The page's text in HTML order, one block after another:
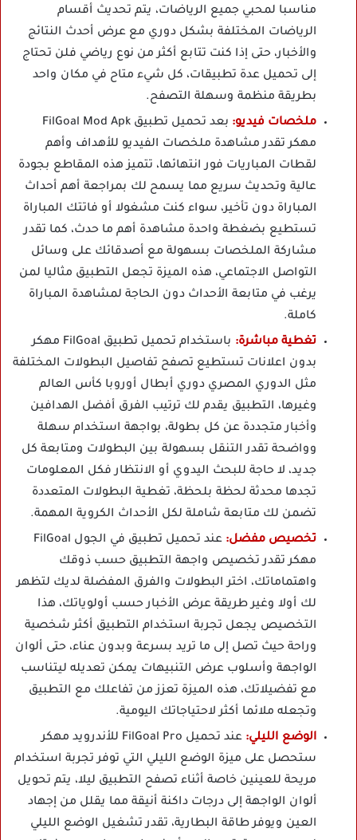
مناسبا لمحبي جميع الرياضات، يتم تحديث أقسام
الرياضات المختلفة بشكل دوري مع عرض أحدث النتائج
والأخبار، حتى إذا كنت تتابع أكثر من نوع رياضي فلن تحتاج
إلى تحميل عدة تطبيقات، كل شيء متاح في مكان واحد
بطريقة منظمة وسهلة التصفح.
ملخصات فيديو:
بعد تحميل تطبيق FilGoal Mod Apk
مهكر تقدر مشاهدة ملخصات الفيديو للأهداف وأهم
لقطات المباريات فور انتهائها، تتميز هذه المقاطع بجودة
عالية وتحديث سريع مما يسمح لك بمراجعة أهم أحداث
المباراة دون تأخير، سواء كنت مشغولا أو فاتتك المباراة
تستطيع بضغطة واحدة مشاهدة أهم ما حدث، كما تقدر
مشاركة الملخصات بسهولة مع أصدقائك على وسائل
التواصل الاجتماعي، هذه الميزة تجعل التطبيق مثاليا لمن
يرغب في متابعة الأحداث دون الحاجة لمشاهدة المباراة
كاملة.
تغطية مباشرة: باستخدام تحميل تطبيق FilGoal مهكر
بدون اعلانات تستطيع تصفح تفاصيل البطولات المختلفة
مثل الدوري المصري دوري أبطال أوروبا كأس العالم
وغيرها، التطبيق يقدم لك ترتيب الفرق أفضل الهدافين
وأخبار متجددة عن كل بطولة، بواجهة استخدام سهلة
وواضحة تقدر التنقل بسهولة بين البطولات ومتابعة كل
جديد، لا حاجة للبحث اليدوي أو الانتظار فكل المعلومات
تجدها محدثة لحظة بلحظة، تغطية البطولات المتعددة
تضمن لك متابعة شاملة لكل الأحداث الكروية المهمة.
تخصيص مفضل:
عند تحميل تطبيق في الجول FilGoal
مهكر تقدر تخصيص واجهة التطبيق حسب ذوقك
واهتماماتك، اختر البطولات والفرق المفضلة لديك لتظهر
لك أولا وغير طريقة عرض الأخبار حسب أولوياتك، هذا
التخصيص يجعل تجربة استخدام التطبيق أكثر شخصية
وراحة حيث تصل إلى ما تريد بسرعة وبدون عناء، حتى ألوان
الواجهة وأسلوب عرض التنبيهات يمكن تعديله ليتناسب
مع تفضيلاتك، هذه الميزة تعزز من تفاعلك مع التطبيق
وتجعله ملائما أكثر لاحتياجاتك اليومية.
الوضع الليلي:
عند تحميل FilGoal Pro للأندرويد مهكر
ستحصل على ميزة الوضع الليلي التي توفر تجربة استخدام
مريحة للعينين خاصة أثناء تصفح التطبيق ليلا، يتم تحويل
ألوان الواجهة إلى درجات داكنة أنيقة مما يقلل من إجهاد
العين ويوفر طاقة البطارية، تقدر تشغيل الوضع الليلي